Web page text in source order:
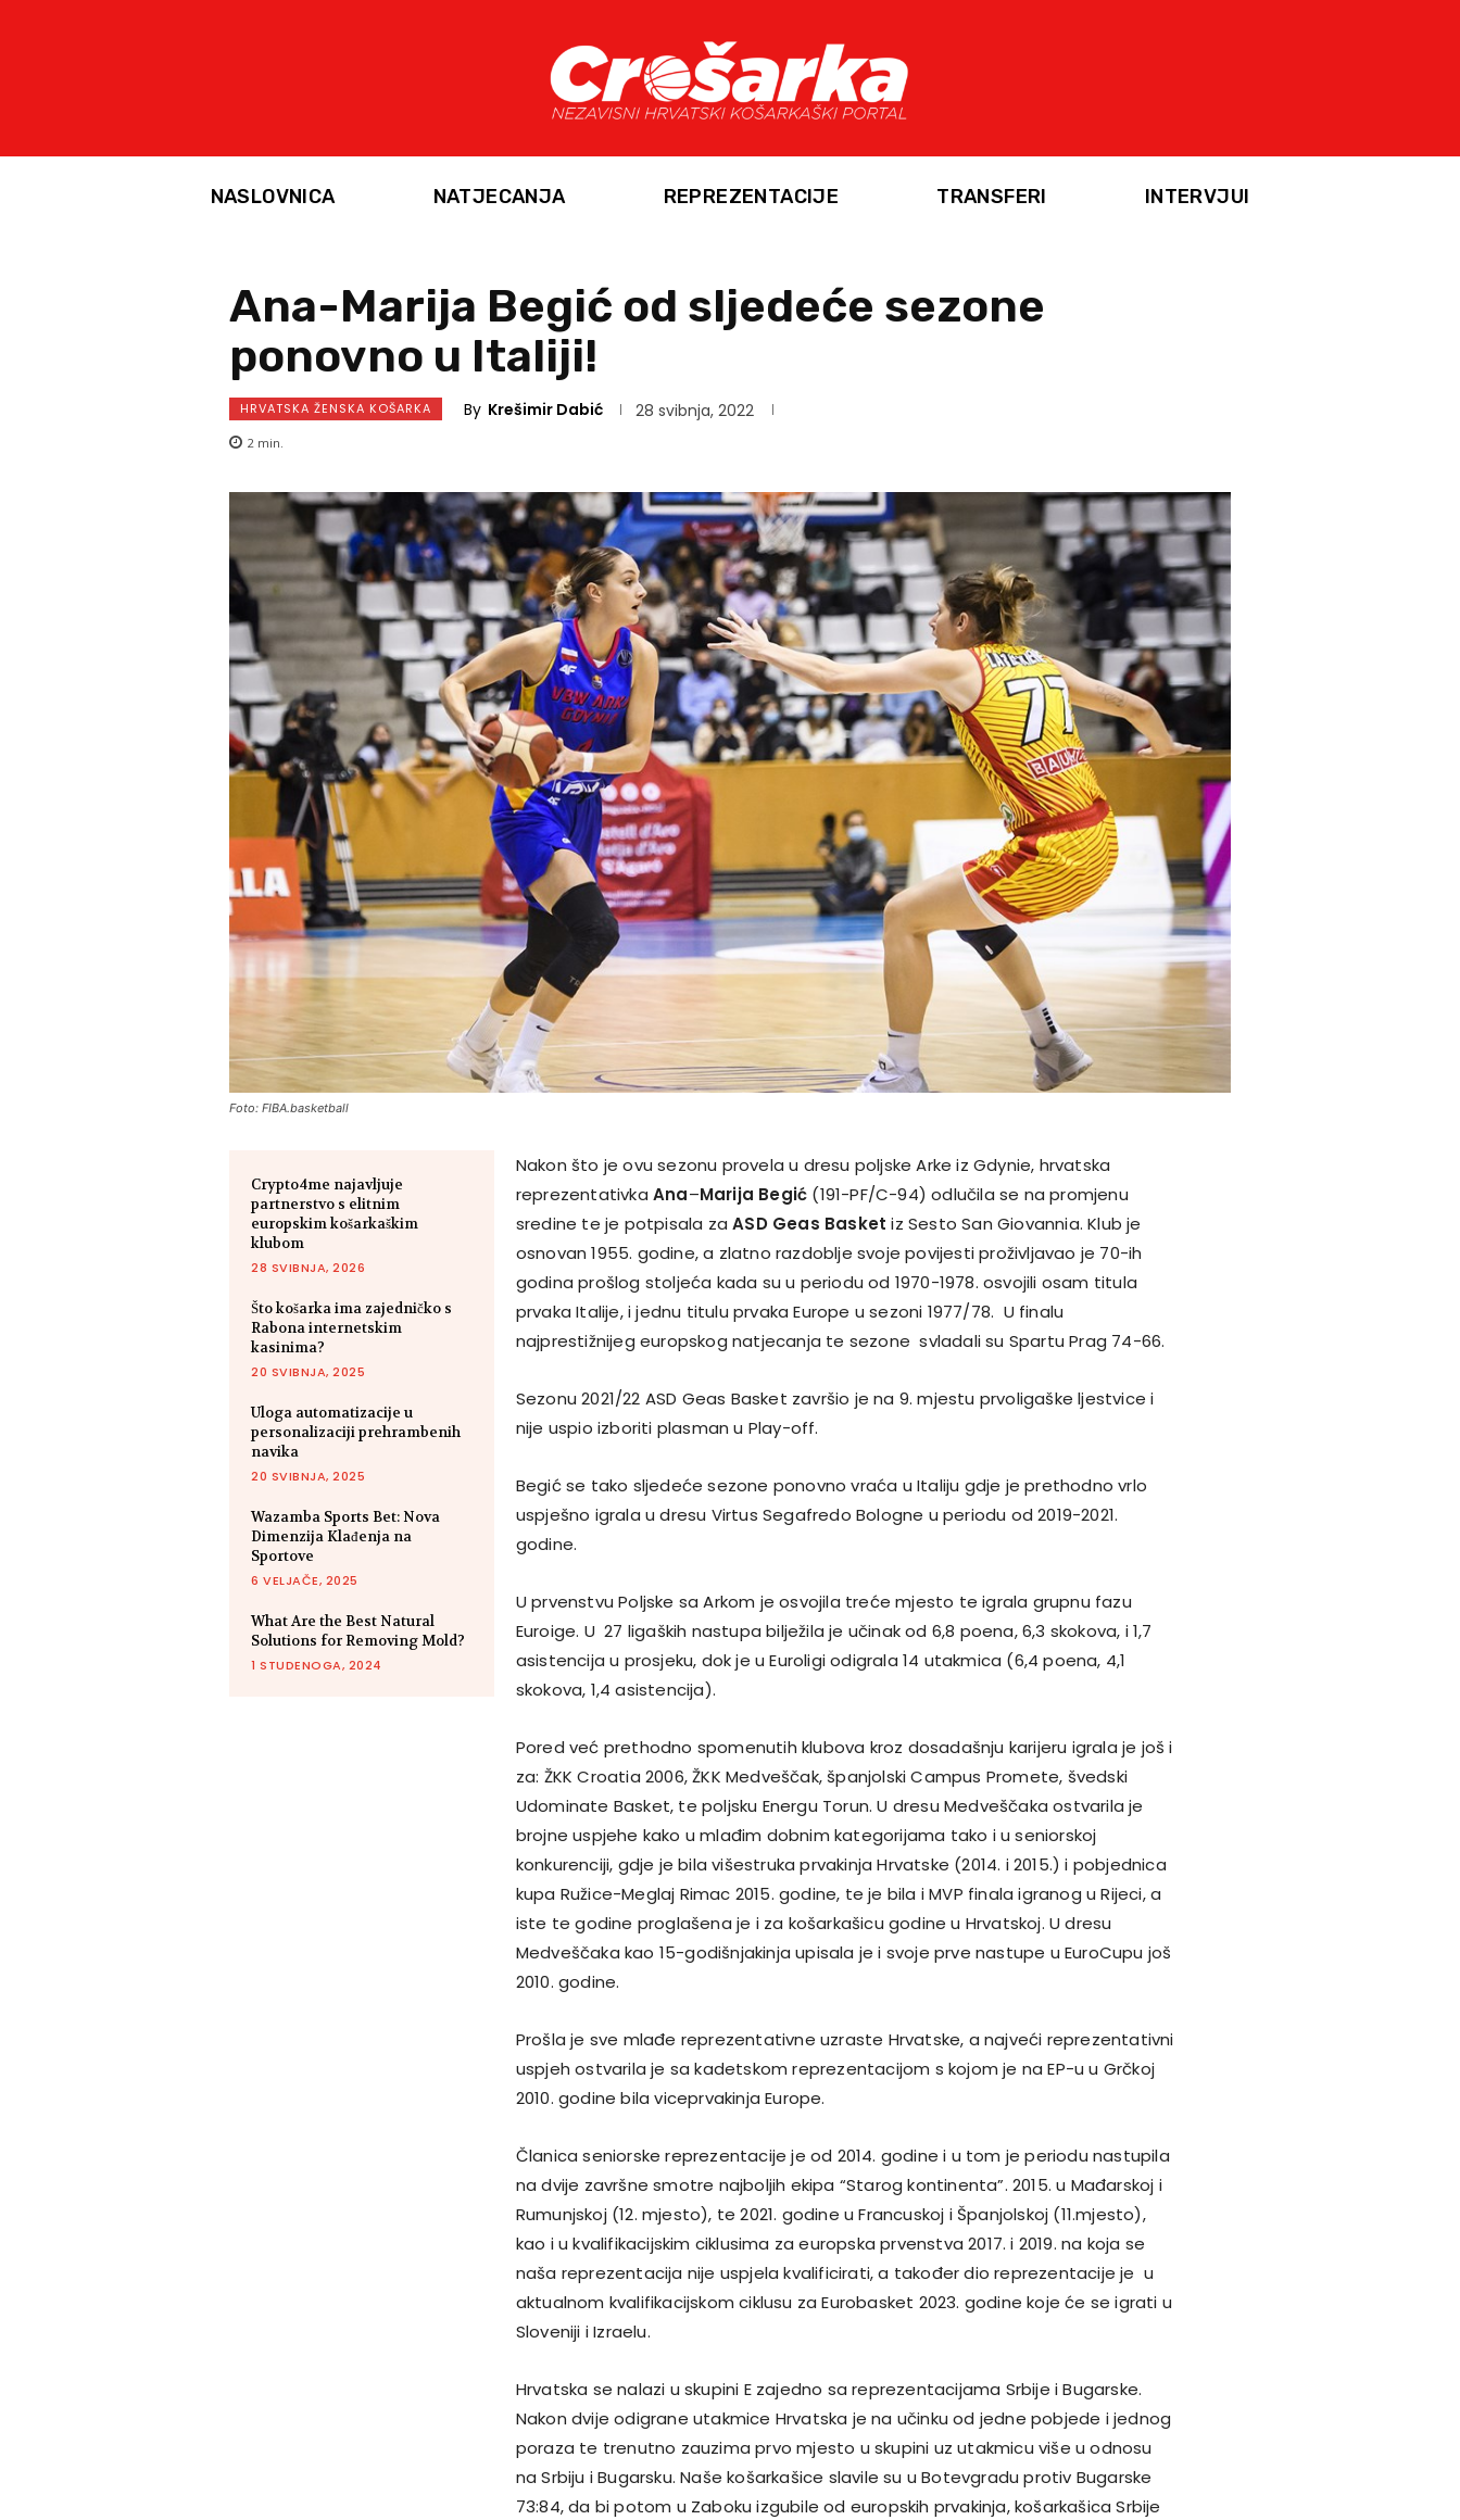
NASLOVNICA NATJECANJA REPREZENTACIJE TRANSFERI INTERVJUI
Ana-Marija Begić od sljedeće sezone
ponovno u Italiji!
HRVATSKA ŽENSKA KOŠARKA By Krešimir Dabić 28 svibnja, 2022
2 min.
Foto: FIBA.basketball
Crypto4me najavljuje
partnerstvo s elitnim
europskim košarkaškim
klubom
28 SVIBNJA, 2026
Što košarka ima zajedničko s
Rabona internetskim
kasinima?
20 SVIBNJA, 2025
Uloga automatizacije u
personalizaciji prehrambenih
navika
20 SVIBNJA, 2025
Wazamba Sports Bet: Nova
Dimenzija Klađenja na
Sportove
6 VELJAČE, 2025
What Are the Best Natural
Solutions for Removing Mold?
1 STUDENOGA, 2024
Nakon što je ovu sezonu provela u dresu poljske Arke iz Gdynie, hrvatska
reprezentativka Ana–Marija Begić (191-PF/C-94) odlučila se na promjenu
sredine te je potpisala zaASD Geas Basket iz Sesto San Giovannia. Klub je
osnovan 1955. godine, a zlatno razdoblje svoje povijesti proživljavao je 70-ih
godina prošlog stoljeća kada su u periodu od 1970-1978. osvojili osam titula
prvaka Italije, i jednu titulu prvaka Europe u sezoni 1977/78. U finalu
najprestižnijeg europskog natjecanja te sezone svladali su Spartu Prag 74-66.
Sezonu 2021/22 ASD Geas Basket završio je na 9. mjestu prvoligaške ljestvice i
nije uspio izboriti plasman u Play-off.
Begić se tako sljedeće sezone ponovno vraća u Italiju gdje je prethodno vrlo
uspješno igrala u dresu Virtus Segafredo Bologne u periodu od 2019-2021.
godine.
U prvenstvu Poljske sa Arkom je osvojila treće mjesto te igrala grupnu fazu
Euroige. U 27 ligaških nastupa bilježila je učinak od 6,8 poena, 6,3 skokova, i 1,7
asistencija u prosjeku, dok je u Euroligi odigrala 14 utakmica (6,4 poena, 4,1
skokova, 1,4 asistencija).
Pored već prethodno spomenutih klubova kroz dosadašnju karijeru igrala je još i
za: ŽKK Croatia 2006, ŽKK Medveščak, španjolski Campus Promete, švedski
Udominate Basket, te poljsku Energu Torun. U dresu Medveščaka ostvarila je
brojne uspjehe kako u mlađim dobnim kategorijama tako i u seniorskoj
konkurenciji, gdje je bila višestruka prvakinja Hrvatske (2014. i 2015.) i pobjednica
kupa Ružice-Meglaj Rimac 2015. godine, te je bila i MVP finala igranog u Rijeci, a
iste te godine proglašena je i za košarkašicu godine u Hrvatskoj. U dresu
Medveščaka kao 15-godišnjakinja upisala je i svoje prve nastupe u EuroCupu još
2010. godine.
Prošla je sve mlađe reprezentativne uzraste Hrvatske, a najveći reprezentativni
uspjeh ostvarila je sa kadetskom reprezentacijom s kojom je na EP-u u Grčkoj
2010. godine bila viceprvakinja Europe.
Članica seniorske reprezentacije je od 2014. godine i u tom je periodu nastupila
na dvije završne smotre najboljih ekipa “Starog kontinenta”. 2015. u Mađarskoj i
Rumunjskoj (12. mjesto), te 2021. godine u Francuskoj i Španjolskoj (11.mjesto),
kao i u kvalifikacijskim ciklusima za europska prvenstva 2017. i 2019. na koja se
naša reprezentacija nije uspjela kvalificirati, a također dio reprezentacije je u
aktualnom kvalifikacijskom ciklusu za Eurobasket 2023. godine koje će se igrati u
Sloveniji i Izraelu.
Hrvatska se nalazi u skupini E zajedno sa reprezentacijama Srbije i Bugarske.
Nakon dvije odigrane utakmice Hrvatska je na učinku od jedne pobjede i jednog
poraza te trenutno zauzima prvo mjesto u skupini uz utakmicu više u odnosu
na Srbiju i Bugarsku. Naše košarkašice slavile su u Botevgradu protiv Bugarske
73:84, da bi potom u Zaboku izgubile od europskih prvakinja, košarkašica Srbije